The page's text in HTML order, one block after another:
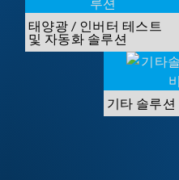
태양광 / 인버터 테스트
및 자동화 솔루션
기타 솔루